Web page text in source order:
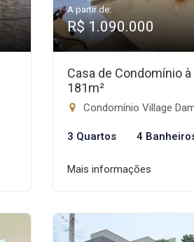
A partir de:
R$ 1.090.000
Casa de Condomínio
181m²
Condomínio Village
3 Quartos 4
Mais informações